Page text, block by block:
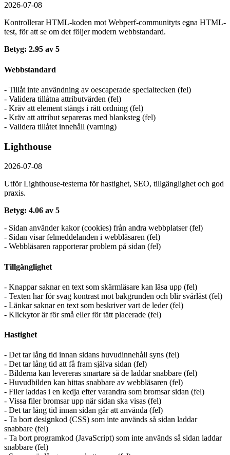
2026-07-08
Kontrollerar HTML-koden mot Webperf-communityts egna HTML-
test, för att se om det följer modern webbstandard.
Betyg: 2.95 av 5
Webbstandard
- Tillåt inte användning av oescaperade specialtecken (fel)
- Validera tillåtna attributvärden (fel)
- Kräv att element stängs i rätt ordning (fel)
- Kräv att attribut separeras med blanksteg (fel)
- Validera tillåtet innehåll (varning)
Lighthouse
2026-07-08
Utför Lighthouse-testerna för hastighet, SEO, tillgänglighet och god
praxis.
Betyg: 4.06 av 5
- Sidan använder kakor (cookies) från andra webbplatser (fel)
- Sidan visar felmeddelanden i webbläsaren (fel)
- Webbläsaren rapporterar problem på sidan (fel)
Tillgänglighet
- Knappar saknar en text som skärmläsare kan läsa upp (fel)
- Texten har för svag kontrast mot bakgrunden och blir svårläst (fel)
- Länkar saknar en text som beskriver vart de leder (fel)
- Klickytor är för små eller för tätt placerade (fel)
Hastighet
- Det tar lång tid innan sidans huvudinnehåll syns (fel)
- Det tar lång tid att få fram själva sidan (fel)
- Bilderna kan levereras smartare så de laddar snabbare (fel)
- Huvudbilden kan hittas snabbare av webbläsaren (fel)
- Filer laddas i en kedja efter varandra som bromsar sidan (fel)
- Vissa filer bromsar upp när sidan ska visas (fel)
- Det tar lång tid innan sidan går att använda (fel)
- Ta bort designkod (CSS) som inte används så sidan laddar
snabbare (fel)
- Ta bort programkod (JavaScript) som inte används så sidan laddar
snabbare (fel)